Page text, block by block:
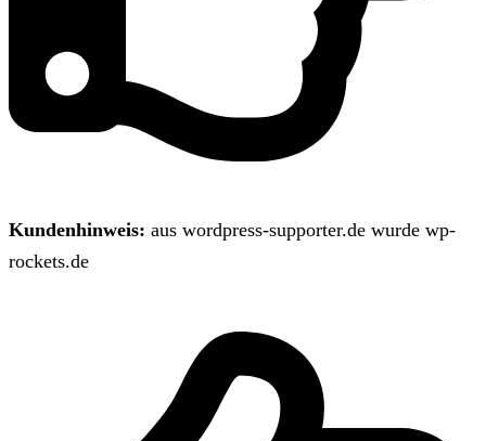
Kundenhinweis: aus wordpress-supporter.de wurde wp-
rockets.de